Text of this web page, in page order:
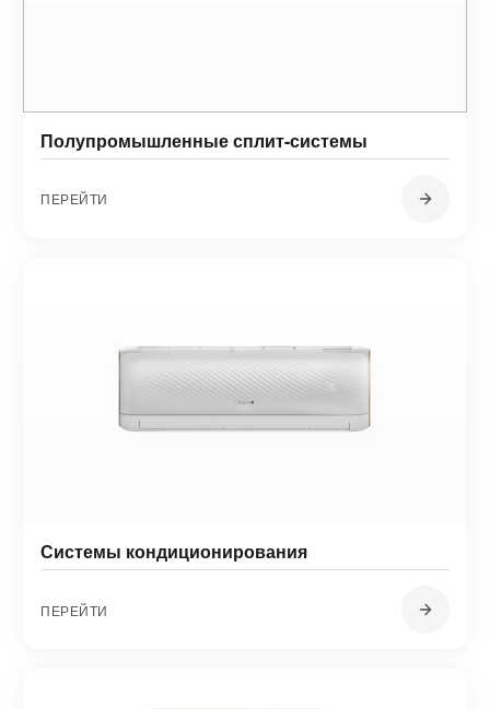
Полупромышленные сплит-системы
ПЕРЕЙТИ
Системы кондиционирования
ПЕРЕЙТИ